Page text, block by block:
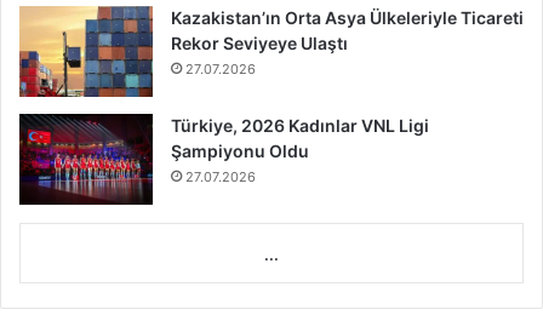
Kazakistan’ın Orta Asya Ülkeleriyle Ticareti
Rekor Seviyeye Ulaştı
27.07.2026
Türkiye, 2026 Kadınlar VNL Ligi
Şampiyonu Oldu
27.07.2026
...